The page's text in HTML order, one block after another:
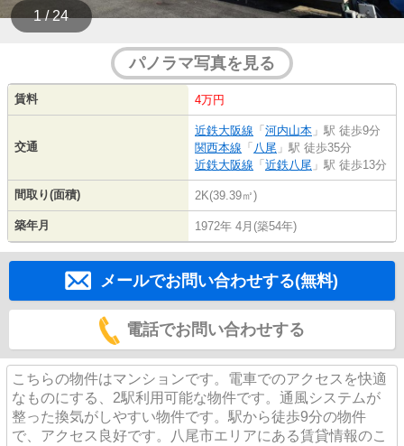
1 / 24
パノラマ写真を見る
賃料 4万円
交通
近鉄大阪線 「 河内山本 」駅 徒歩9分
関西本線 「 八尾 」駅 徒歩35分
近鉄大阪線 「 近鉄八尾 」駅 徒歩13分
間取り(面積) 2K(39.39㎡)
築年月 1972年 4月(築54年)
メールでお問い合わせする(無料)
電話でお問い合わせする
こちらの物件はマンションです。電車でのアクセスを快適
なものにする、2駅利用可能な物件です。通風システムが
整った換気がしやすい物件です。駅から徒歩9分の物件
で、アクセス良好です。八尾市エリアにある賃貸情報のこ